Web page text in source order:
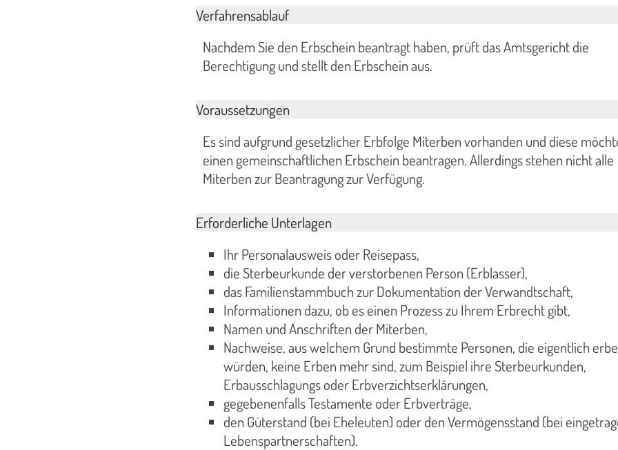
Verfahrensablauf
Nachdem Sie den Erbschein beantragt haben, prüft das Amtsgericht die
Berechtigung und stellt den Erbschein aus.
Voraussetzungen
Es sind aufgrund gesetzlicher Erbfolge Miterben vorhanden und diese
einen gemeinschaftlichen Erbschein beantragen. Allerdings stehen nicht alle
Miterben zur Beantragung zur Verfügung.
Erforderliche Unterlagen
Ihr Personalausweis oder Reisepass,
die Sterbeurkunde der verstorbenen Person (Erblasser),
das Familienstammbuch zur Dokumentation der Verwandtschaft,
Informationen dazu, ob es einen Prozess zu Ihrem Erbrecht gibt,
Namen und Anschriften der Miterben,
Nachweise, aus welchem Grund bestimmte Personen, die eigentlich
würden, keine Erben mehr sind, zum Beispiel ihre Sterbeurkunden,
Erbausschlagungs oder Erbverzichtserklärungen,
gegebenenfalls Testamente oder Erbverträge,
den Güterstand (bei Eheleuten) oder den Vermögensstand (bei
Lebenspartnerschaften).